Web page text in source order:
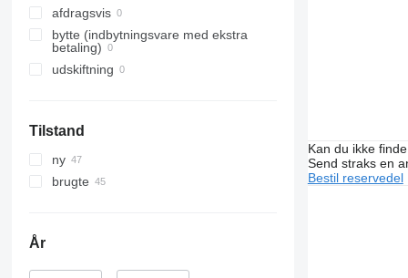
afdragsvis
bytte (indbytningsvare med ekstra
betaling)
udskiftning
Tilstand
ny
brugte
År
Kan du ikke
Send straks en
Bestil reservedel